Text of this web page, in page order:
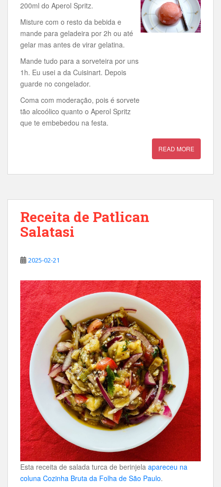
200ml do Aperol Spritz.
Misture com o resto da bebida e
mande para geladeira por 2h ou até
gelar mas antes de virar gelatina.
Mande tudo para a sorveteira por uns
1h. Eu usei a da Cuisinart. Depois
guarde no congelador.
Coma com moderação, pois é sorvete
tão alcoólico quanto o Aperol Spritz
que te embebedou na festa.
READ MORE
Receita de Patlican
Salatasi
2025-02-21
Esta receita de salada turca de berinjela apareceu na
coluna Cozinha Bruta da Folha de São Paulo.